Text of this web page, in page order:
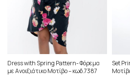
Dress with Spring Pattern- Φόρεμα
με Ανοιξιάτικο Μοτίβο – κωδ.7387
Set